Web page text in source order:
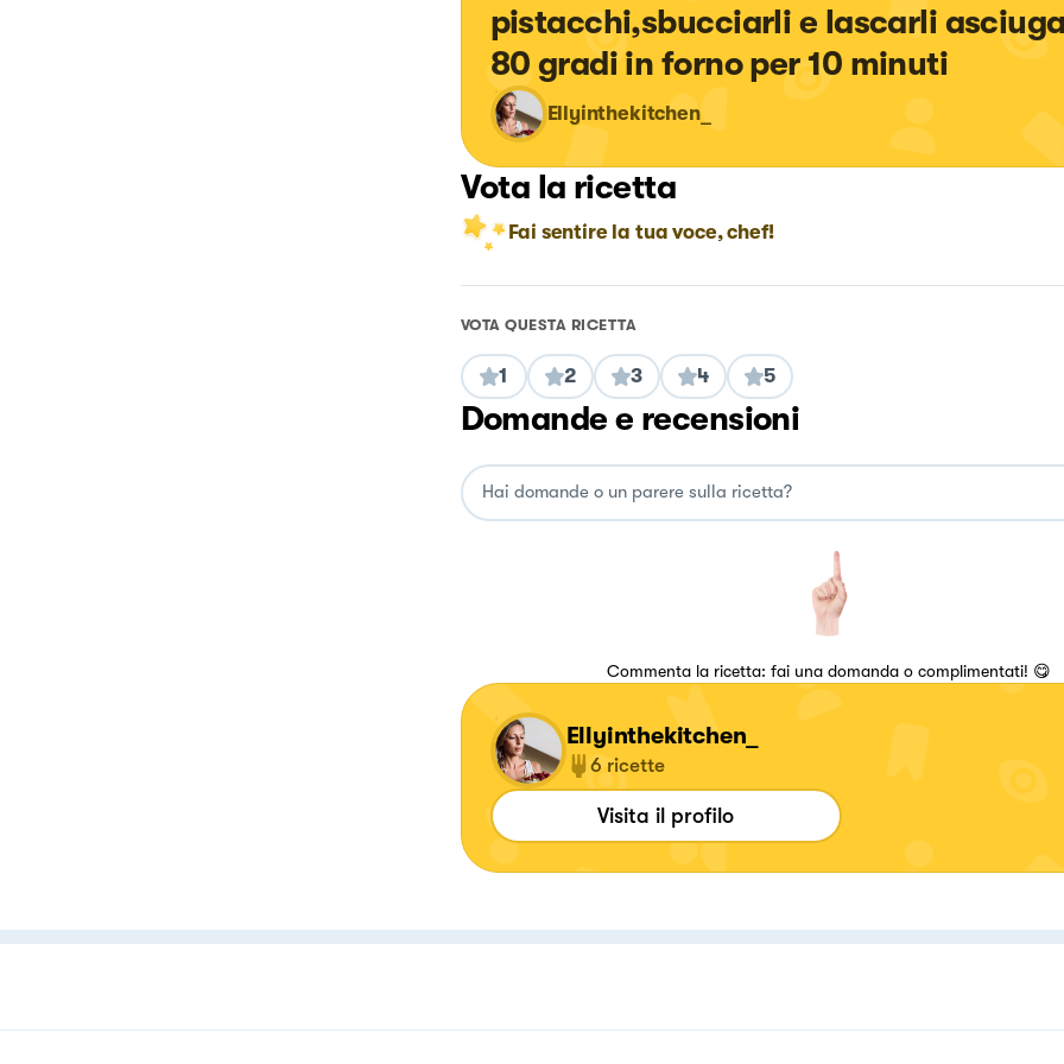
pistacchi,sbucciarli e lascarli
80 gradi in forno per 10 minuti
Ellyinthekitchen_
Vota la ricetta
Fai sentire la tua voce, chef!
VOTA QUESTA RICETTA
1 2 3 4 5
Domande e recensioni
Commenta la ricetta: fai una domanda o complimentati! 😋
Ellyinthekitchen_
6 ricette
Visita il profilo